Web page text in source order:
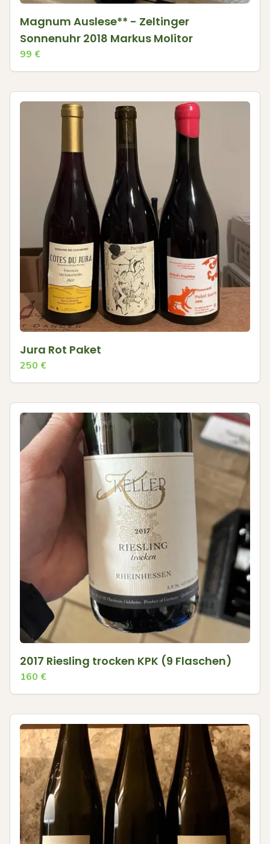
Magnum Auslese** - Zeltinger
Sonnenuhr 2018 Markus Molitor
99 €
Jura Rot Paket
250 €
2017 Riesling trocken KPK (9 Flaschen)
160 €